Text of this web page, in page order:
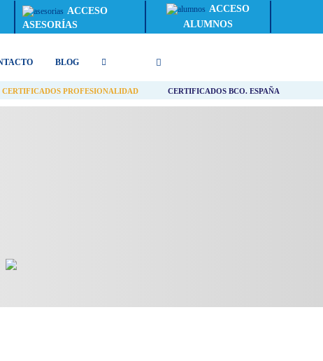
ACCESO
ASESORÍAS
ACCESO
ALUMNOS
BLOG
CERTIFICADOS PROFESIONALIDAD CERTIFICADOS BCO. ESPAÑA